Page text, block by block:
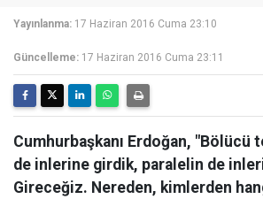
Yayınlanma: 17 Haziran 2016 Cuma 23:10
Güncelleme: 17 Haziran 2016 Cuma 23:11
Cumhurbaşkanı Erdoğan, "Bölücü
de inlerine girdik, paralelin de
Gireceğiz. Nereden, kimlerden